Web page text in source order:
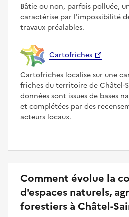
Bâtie ou non, parfois polluée,
caractérise par l'impossibilité
travaux préalables.
Cartofriches
Cartofriches localise sur une
friches du territoire de Châtel-
données sont issues de bases
et complétées par des
acteurs locaux.
Comment évolue la
d'espaces naturels,
forestiers à Châtel-